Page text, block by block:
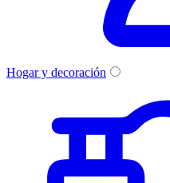
Hogar y decoración